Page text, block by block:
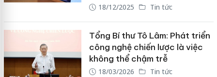
18/12/2025 Tin tức
Tổng Bí thư Tô Lâm: Phát triển
công nghệ chiến lược là việc
không thể chậm trễ
18/03/2026 Tin tức